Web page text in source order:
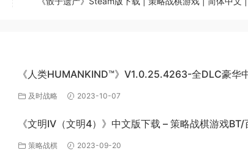
《人类HUMANKIND™》V1.0.25.4263-全DLC豪华
版-百度网盘免费下载
及时战略 2023-10-07
《文明IV（文明4）》中文版下载 – 策略战棋游戏BT/
网盘资源
策略战棋 2023-09-20